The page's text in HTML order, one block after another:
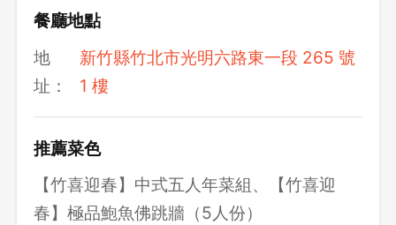
餐廳地點
地
址：
新竹縣竹北市光明六路東一段 265 號
1 樓
推薦菜色
【竹喜迎春】中式五人年菜組、【竹喜迎
春】極品鮑魚佛跳牆（5人份）